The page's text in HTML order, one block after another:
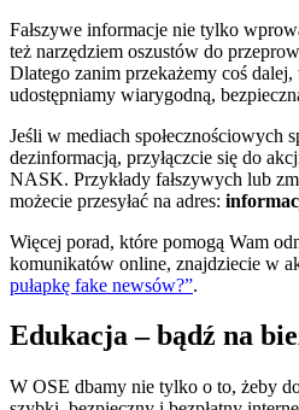
Fałszywe informacje nie tylko
też narzędziem oszustów do
Dlatego zanim przekażemy coś
udostępniamy wiarygodną,
Jeśli w mediach społecznościowych
dezinformacją, przyłączcie się do
NASK. Przykłady fałszywych lub
możecie przesyłać na adres:
Więcej porad, które pomogą Wam
komunikatów online, znajdziecie w
pułapkę fake newsów?”.
Edukacja – bądź na
W OSE dbamy nie tylko o to, żeby